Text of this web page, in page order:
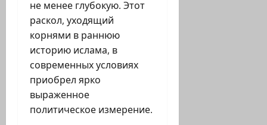
не менее глубокую. Этот
раскол, уходящий
корнями в раннюю
историю ислама, в
современных условиях
приобрел ярко
выраженное
политическое измерение.